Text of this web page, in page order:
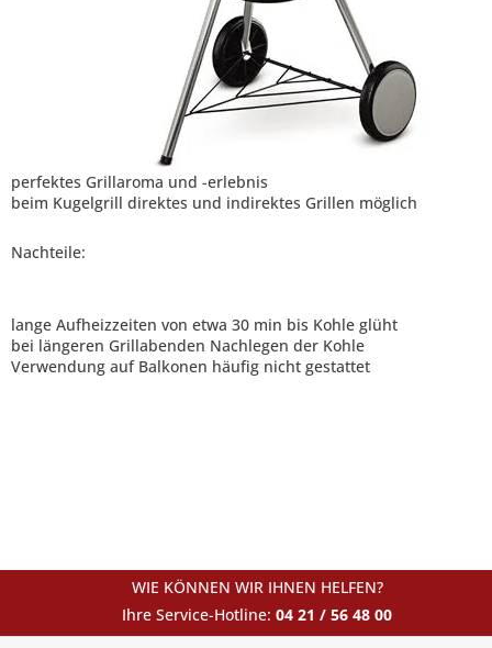
perfektes Grillaroma und -erlebnis
beim Kugelgrill direktes und indirektes Grillen möglich
Nachteile:
lange Aufheizzeiten von etwa 30 min bis Kohle glüht
bei längeren Grillabenden Nachlegen der Kohle
Verwendung auf Balkonen häufig nicht gestattet
WIE KÖNNEN WIR IHNEN HELFEN?
Ihre Service-Hotline: 04 21 / 56 48 00